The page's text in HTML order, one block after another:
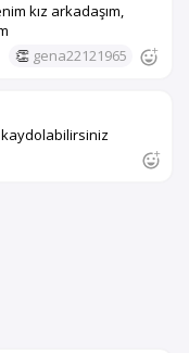
kız arkadaşım,
👏 gena22121965
kaydolabilirsiniz